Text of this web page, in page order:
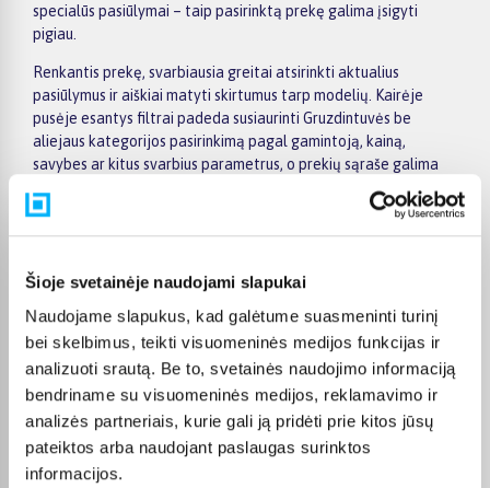
Šioje svetainėje naudojami slapukai
Naudojame slapukus, kad galėtume suasmeninti turinį
bei skelbimus, teikti visuomeninės medijos funkcijas ir
analizuoti srautą. Be to, svetainės naudojimo informaciją
bendriname su visuomeninės medijos, reklamavimo ir
analizės partneriais, kurie gali ją pridėti prie kitos jūsų
pateiktos arba naudojant paslaugas surinktos
informacijos.
specialūs pasiūlymai – taip pasirinktą prekę galima įsigyti
pigiau.
Renkantis prekę, svarbiausia greitai atsirinkti aktualius
pasiūlymus ir aiškiai matyti skirtumus tarp modelių. Kairėje
pusėje esantys filtrai padeda susiaurinti Gruzdintuvės be
aliejaus kategorijos pasirinkimą pagal gamintoją, kainą,
savybes ar kitus svarbius parametrus, o prekių sąraše galima
patogiai palyginti skirtingus pasiūlymus. Atidarius konkrečios
prekės puslapį, rasite detalesnę informaciją apie techninius
duomenis, pristatymo terminą, apmokėjimo būdus ir pirkimo
Didesnės vertės pirkiniams BIGBOX.LT siūlo patogų
apmokėjimą dalimis – visoms prekėms nuo 150 Eur taikomas
nemokamas 24 mėnesių lizingas, todėl norimą prekę galima
įsigyti išsimokėtinai. Užsakymus pristatome visoje Lietuvoje:
pristatymas į paštomatus kainuoja nuo 2,29 €, o užsakymams
nuo 499 € pristatymas į paštomatą nemokamas; kurjerio
pristatymo kaina prasideda nuo 2,99 €. Sandėlyje esančios
prekės paprastai pristatomos per 1–2 darbo dienas, o tikslus
kiekvienos prekės pristatymo terminas nurodomas jos